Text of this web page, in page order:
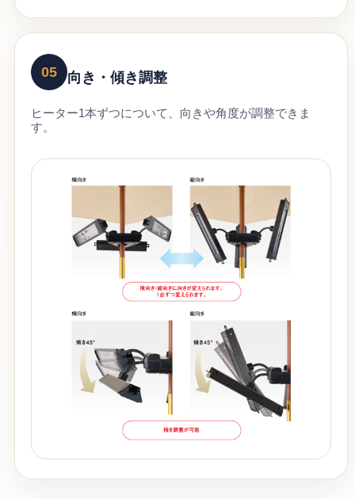
05 向き・傾き調整
ヒーター1本ずつについて、向きや角度が調整できま
す。